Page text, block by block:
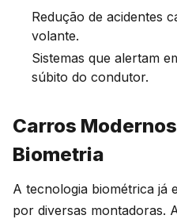
Redução de acidentes
volante.
Sistemas que alertam
súbito do condutor.
Carros
Biometria
A tecnologia biométrica já
por diversas montadoras.